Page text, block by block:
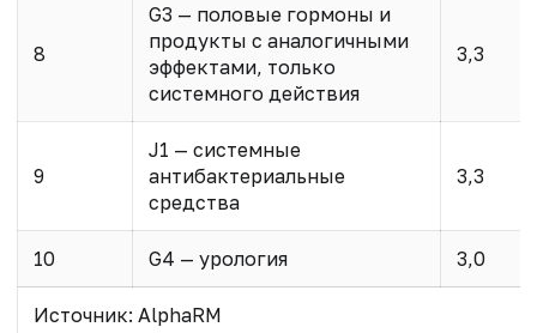
8
G3 — половые гормоны и
продукты с аналогичными
эффектами, только
системного действия
3,3
9
J1 — системные
антибактериальные
средства
3,3
10 G4 — урология 3,0
Источник: AlphaRM